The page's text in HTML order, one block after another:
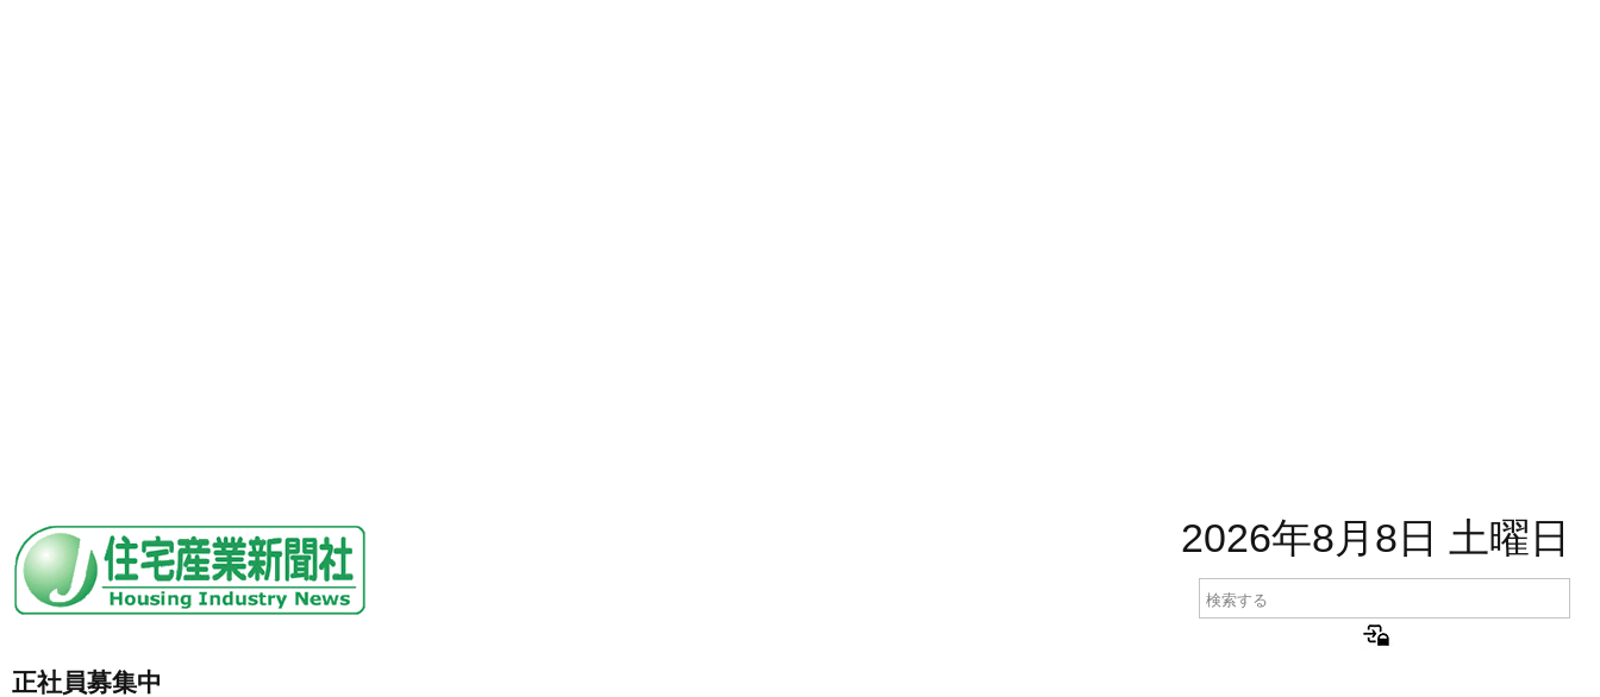
2026年8月8日 土曜日
正社員募集中